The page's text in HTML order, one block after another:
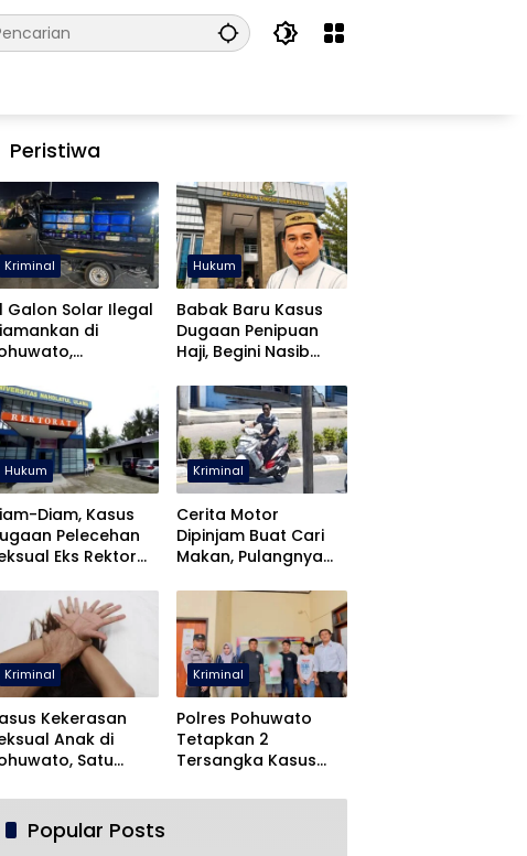
Peristiwa
Kriminal
Galon Solar Ilegal
di
Hukum
Babak Baru Kasus
Dugaan Penipuan
Haji, Begini Nasib
Hukum
Diam, Kasus
Pelecehan
Eks Rektor
Kriminal
Cerita Motor
Dipinjam Buat Cari
Makan, Pulangnya
Pohuwato
Kriminal
Kekerasan
Anak di
Satu
Kriminal
Polres Pohuwato
Tetapkan 2
Tersangka Kasus
dan Pencabulan
Popular Posts